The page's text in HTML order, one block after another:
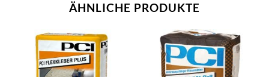
ÄHNLICHE PRODUKTE